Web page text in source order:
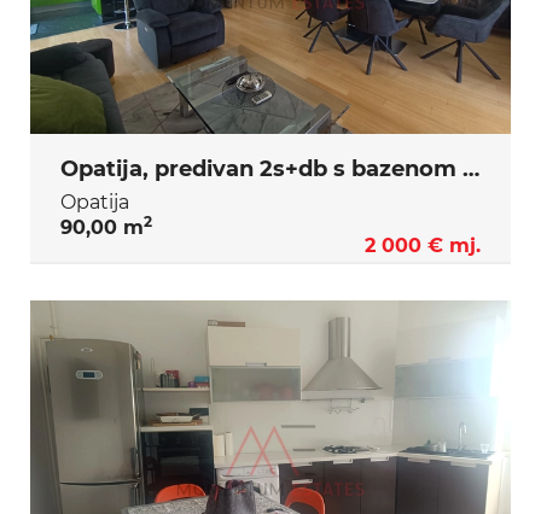
Opatija, predivan 2s+db s bazenom dugoročno
Opatija
90,00 m2
2 000 € mj.